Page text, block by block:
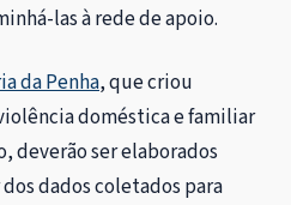
las à rede de apoio.
da Penha, que criou
doméstica e familiar
deverão ser elaborados
dados coletados para